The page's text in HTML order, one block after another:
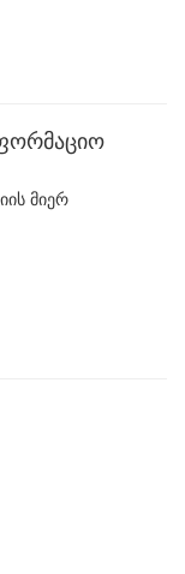
მიერ